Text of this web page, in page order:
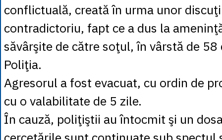
conflictuală, creată în urma unor
contradictoriu, fapt ce a dus la
săvârşite de către soţul, în vârstă de 58
Poliţia.
Agresorul a fost evacuat, cu ordin de
cu o valabilitate de 5 zile.
În cauză, poliţiştii au întocmit şi un